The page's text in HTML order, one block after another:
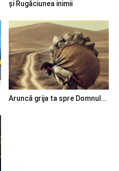
și Rugăciunea inimii
Aruncă grija ta spre Domnul…